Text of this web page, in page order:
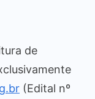
de
(Edital nº